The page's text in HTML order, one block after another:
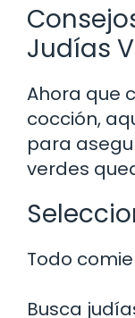
Judías
Ahora que
cocción,
para
verdes
Todo
Busca